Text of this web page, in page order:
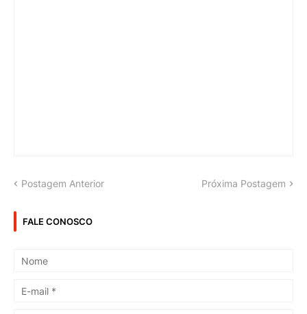
Postagem Anterior Próxima Postagem
FALE CONOSCO